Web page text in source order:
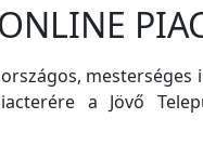
a Jövő